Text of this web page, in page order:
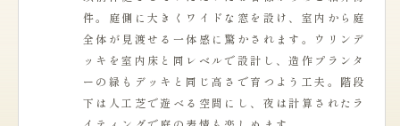
件。庭側に大きくワイドな窓を設け、室内から庭
全体が見渡せる一体感に驚かされます。ウリンデ
ッキを室内床と同レベルで設計し、造作プランタ
ーの緑もデッキと同じ高さで育つよう工夫。階段
下は人工芝で遊べる空間にし、夜は計算されたラ